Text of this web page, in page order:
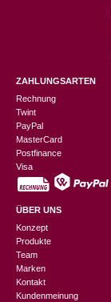
ZAHLUNGSARTEN
Rechnung
Twint
PayPal
MasterCard
Postfinance
Visa
ÜBER UNS
Konzept
Produkte
Team
Marken
Kontakt
Kundenmeinung